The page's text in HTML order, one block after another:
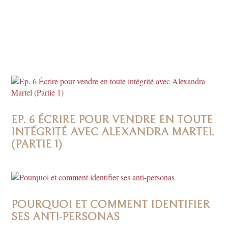
EP. 6 ÉCRIRE POUR VENDRE EN TOUTE
INTÉGRITÉ AVEC ALEXANDRA MARTEL
(PARTIE 1)
POURQUOI ET COMMENT IDENTIFIER
SES ANTI-PERSONAS